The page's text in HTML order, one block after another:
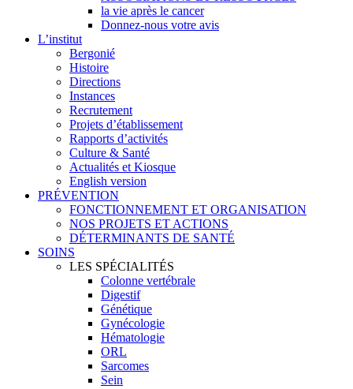
la vie après le cancer
Donnez-nous votre avis
L’institut
Bergonié
Histoire
Directions
Instances
Recrutement
Projets d’établissement
Rapports d’activités
Culture & Santé
Actualités et Kiosque
English version
PRÉVENTION
FONCTIONNEMENT ET ORGANISATION
NOS PROJETS ET ACTIONS
DÉTERMINANTS DE SANTÉ
SOINS
LES SPÉCIALITÉS
Colonne vertébrale
Digestif
Génétique
Gynécologie
Hématologie
ORL
Sarcomes
Sein